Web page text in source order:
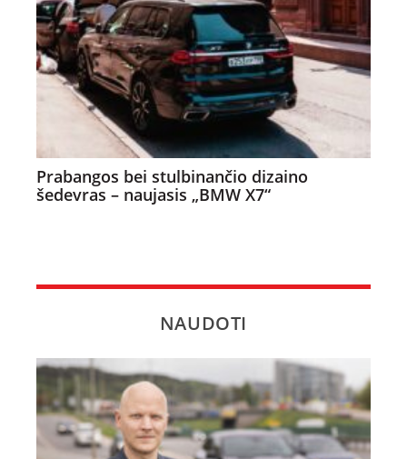
Prabangos bei stulbinančio dizaino
šedevras – naujasis „BMW X7“
NAUDOTI